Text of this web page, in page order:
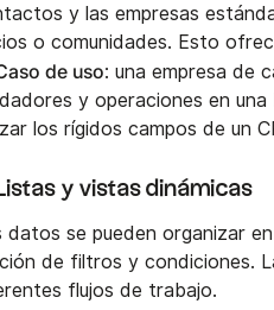
y las empresas
o comunidades. Esto
de uso: una empresa de
y operaciones en
los rígidos campos de un
y vistas dinámicas
datos se pueden organizar
de filtros y condiciones.
flujos de trabajo.